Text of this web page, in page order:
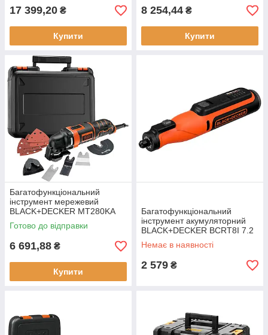
17 399,20 ₴
Купити
8 254,44 ₴
Купити
Багатофункціональний
інструмент мережевий
BLACK+DECKER MT280KA
280 Вт
Готово до відправки
6 691,88 ₴
Купити
Багатофункціональний
інструмент акумуляторний
BLACK+DECKER BCRT8I 7.2
В вага 0.622 кг 3500-29500
об/хв
Немає в наявності
2 579 ₴